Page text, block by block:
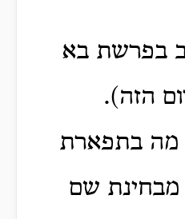
בפרשת בא
הזה).
מה בתפארת
מבחינת שם